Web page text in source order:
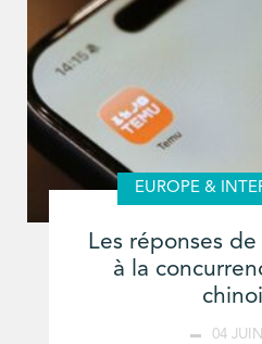
EUROPE &
Les réponses
à la
04